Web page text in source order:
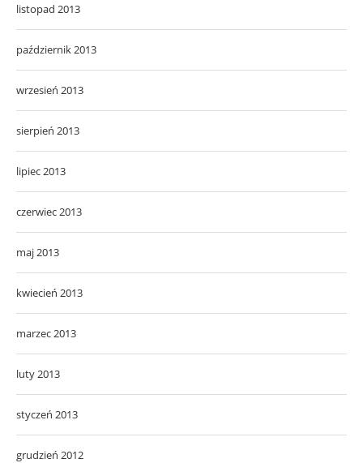
listopad 2013
październik 2013
wrzesień 2013
sierpień 2013
lipiec 2013
czerwiec 2013
maj 2013
kwiecień 2013
marzec 2013
luty 2013
styczeń 2013
grudzień 2012